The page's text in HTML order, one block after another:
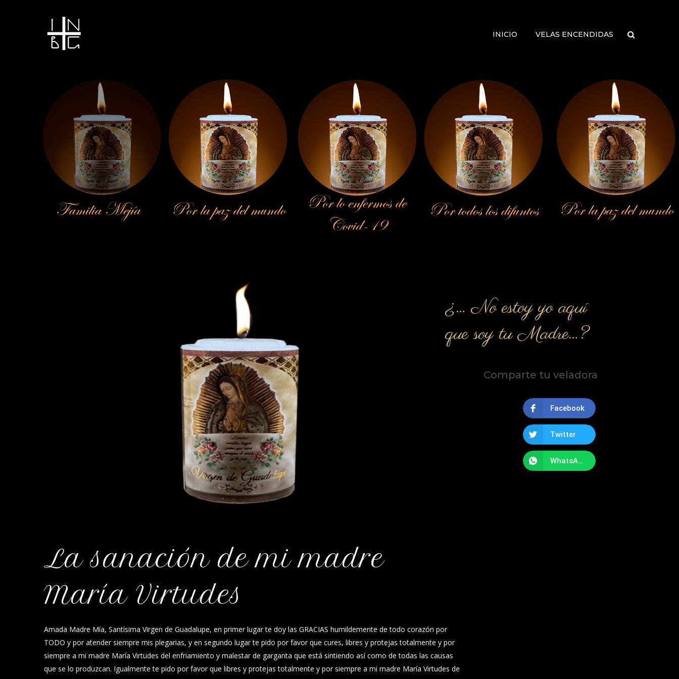
INICIO VELAS ENCENDIDAS
Vela encendida
La sanación de mi madre
María Virtudes
Amada Madre Mía, Santísima Virgen de Guadalupe, en primer lugar te doy las GRACIAS humildemente de todo corazón por
TODO y por atender siempre mis plegarias, y en segundo lugar te pido por favor que cures, libres y protejas totalmente y por
siempre a mi madre María Virtudes del enfriamiento y malestar de garganta que está sintiendo así como de todas las causas
que se lo produzcan. Igualmente te pido por favor que libres y protejas totalmente y por siempre a mi madre María Virtudes de
¿… No estoy yo aquí
que soy tu Madre…?
Comparte tu veladora
Facebook
Twitter
WhatsApp